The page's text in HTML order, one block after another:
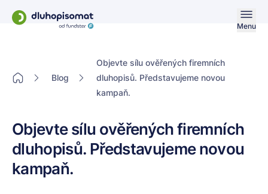
Menu
Blog
Objevte sílu ověřených firemních
dluhopisů. Představujeme novou
kampaň.
Objevte sílu ověřených firemních
dluhopisů. Představujeme novou
kampaň.